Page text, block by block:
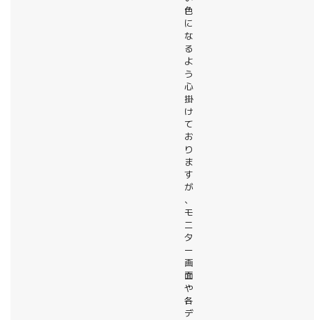
色
に
な
る
よ
う
心
掛
け
て
お
り
ま
す
が
、
モ
ニ
タ
ー
画
面
や
各
デ